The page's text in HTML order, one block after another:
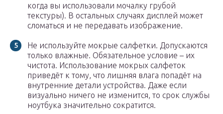
когда вы использовали мочалку грубой
текстуры). В остальных случаях дисплей может
сломаться и не передавать изображение.
Не используйте мокрые салфетки. Допускаются
только влажные. Обязательное условие – их
чистота. Использование мокрых салфеток
приведёт к тому, что лишняя влага попадёт на
внутренние детали устройства. Даже если
визуально ничего не изменится, то срок службы
ноутбука значительно сократится.